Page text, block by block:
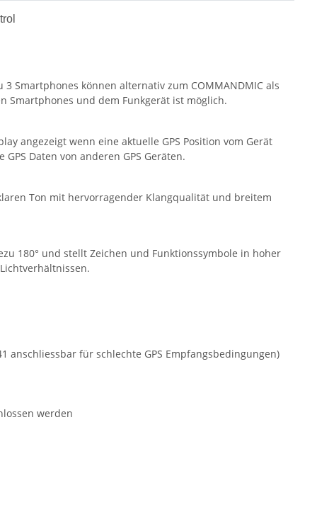
Smartphones können alternativ zum COMMANDMIC als
Smartphones und dem Funkgerät ist möglich.
angezeigt wenn eine aktuelle GPS Position vom Gerät
Daten von anderen GPS Geräten.
Ton mit hervorragender Klangqualität und breitem
180° und stellt Zeichen und Funktionssymbole in hoher
anschliessbar für schlechte GPS Empfangsbedingungen)
werden